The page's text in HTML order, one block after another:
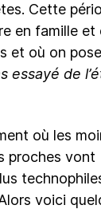
Cette
en famille et
et où on
essayé de
où les
proches
voici